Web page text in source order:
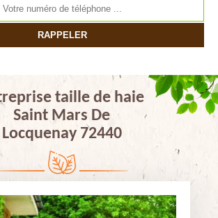
taille de haie
Saint Mars De
Locquenay 72440